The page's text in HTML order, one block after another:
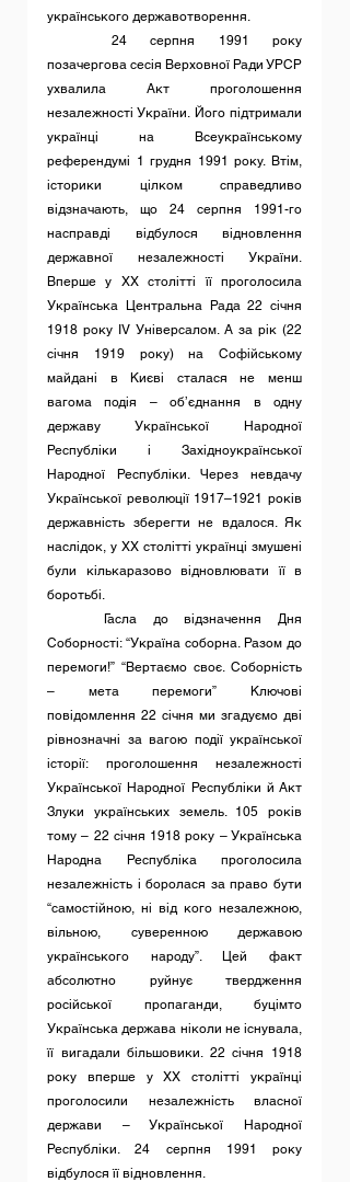
українського державотворення.
позачергова сесія Верховної Ради УРСР
ухвалила Акт проголошення
незалежності України. Його підтримали
українці на Всеукраїнському
референдумі 1 грудня 1991 року. Втім,
історики цілком справедливо
відзначають, що 24 серпня 1991-го
насправді відбулося відновлення
державної незалежності України.
Вперше у XX столітті її проголосила
Українська Центральна Рада 22 січня
1918 року IV Універсалом. А за рік (22
січня 1919 року) на Софійському
майдані в Києві сталася не менш
вагома подія – об’єднання в одну
державу Української Народної
Республіки і Західноукраїнської
Народної Республіки. Через невдачу
Української революції 1917–1921 років
державність зберегти не вдалося. Як
наслідок, у XX столітті українці змушені
були кількаразово відновлювати її в
боротьбі.
Соборності: “Україна соборна. Разом до
перемоги!” “Вертаємо своє. Соборність
– мета перемоги” Ключові
повідомлення 22 січня ми згадуємо дві
рівнозначні за вагою події української
історії: проголошення незалежності
Української Народної Республіки й Акт
Злуки українських земель. 105 років
тому – 22 січня 1918 року – Українська
Народна Республіка проголосила
незалежність і боролася за право бути
“самостійною, ні від кого незалежною,
вільною, суверенною державою
українського народу”. Цей факт
абсолютно руйнує твердження
російської пропаганди, буцімто
Українська держава ніколи не існувала,
її вигадали більшовики. 22 січня 1918
року вперше у XX столітті українці
проголосили незалежність власної
держави – Української Народної
Республіки. 24 серпня 1991 року
відбулося її відновлення.